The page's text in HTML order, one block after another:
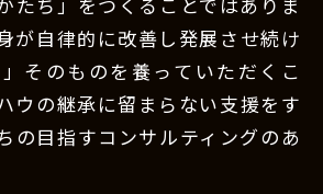
が自律的に改善し発展させ続け
そのものを養っていただくこ
ウの継承に留まらない支援をす
の目指すコンサルティングのあ